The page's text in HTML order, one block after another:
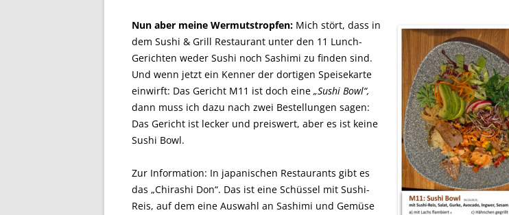
Nun aber meine Wermutstropfen: Mich stört, dass in
dem Sushi & Grill Restaurant unter den 11 Lunch-
Gerichten weder Sushi noch Sashimi zu finden sind.
Und wenn jetzt ein Kenner der dortigen Speisekarte
einwirft: Das Gericht M11 ist doch eine „Sushi Bowl“,
dann muss ich dazu nach zwei Bestellungen sagen:
Das Gericht ist lecker und preiswert, aber es ist keine
Sushi Bowl.
Zur Information: In japanischen Restaurants gibt es
das „Chirashi Don“. Das ist eine Schüssel mit Sushi-
Reis, auf dem eine Auswahl an Sashimi und Gemüse